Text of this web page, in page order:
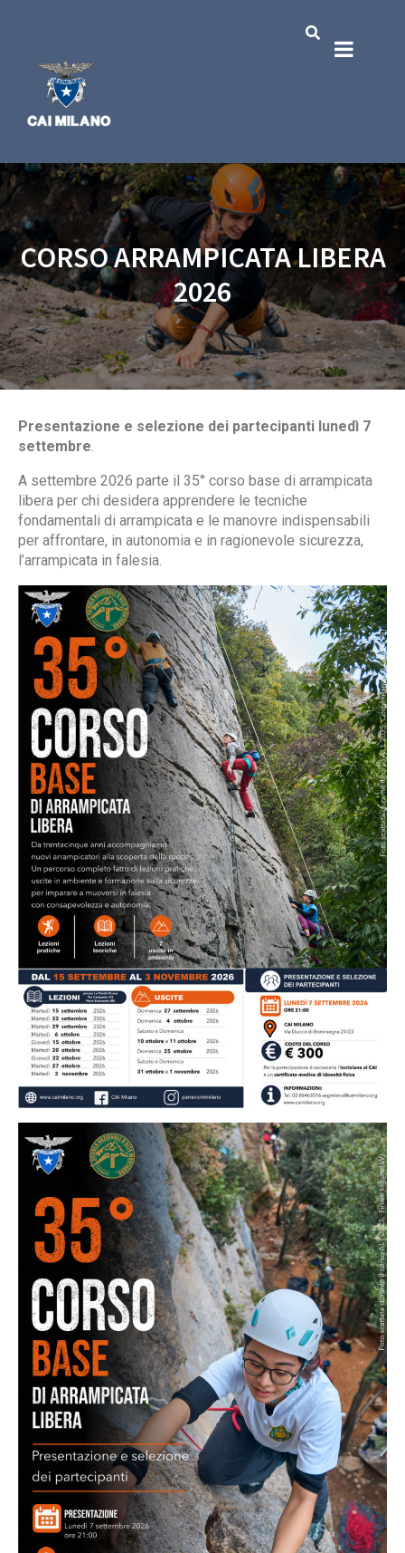
CORSO ARRAMPICATA LIBERA
2026
Presentazione e selezione dei partecipanti lunedì 7
settembre.
A settembre 2026 parte il 35° corso base di arrampicata
libera per chi desidera apprendere le tecniche
fondamentali di arrampicata e le manovre indispensabili
per affrontare, in autonomia e in ragionevole sicurezza,
l’arrampicata in falesia.